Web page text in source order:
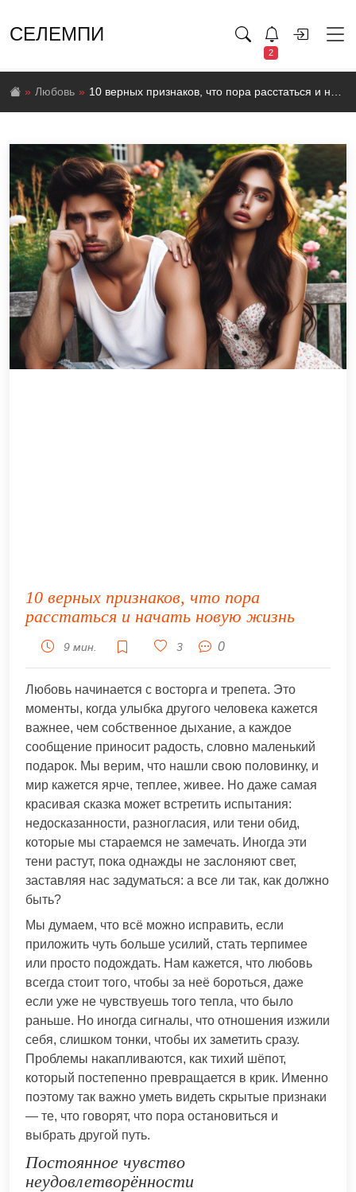
СЕЛЕМПИ
2
Любовь 10 верных признаков, что пора расстаться и начать новую жизнь
10 верных признаков, что пора
расстаться и начать новую жизнь
9 мин. 3 0
Любовь начинается с восторга и трепета. Это
моменты, когда улыбка другого человека кажется
важнее, чем собственное дыхание, а каждое
сообщение приносит радость, словно маленький
подарок. Мы верим, что нашли свою половинку, и
мир кажется ярче, теплее, живее. Но даже самая
красивая сказка может встретить испытания:
недосказанности, разногласия, или тени обид,
которые мы стараемся не замечать. Иногда эти
тени растут, пока однажды не заслоняют свет,
заставляя нас задуматься: а все ли так, как должно
быть?
Мы думаем, что всё можно исправить, если
приложить чуть больше усилий, стать терпимее
или просто подождать. Нам кажется, что любовь
всегда стоит того, чтобы за неё бороться, даже
если уже не чувствуешь того тепла, что было
раньше. Но иногда сигналы, что отношения изжили
себя, слишком тонки, чтобы их заметить сразу.
Проблемы накапливаются, как тихий шёпот,
который постепенно превращается в крик. Именно
поэтому так важно уметь видеть скрытые признаки
— те, что говорят, что пора остановиться и
выбрать другой путь.
Постоянное чувство
неудовлетворённости